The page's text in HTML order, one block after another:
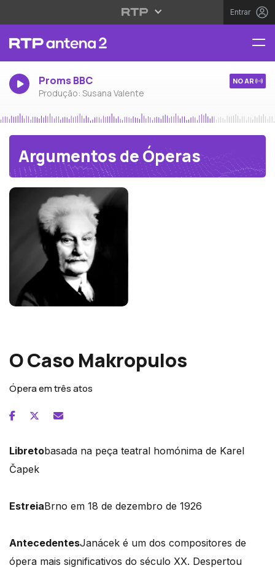
Entrar
Proms BBC
Produção: Susana Valente
NO AR
Argumentos de Óperas
O Caso Makropulos
Ópera em três atos
Libretobasada na peça teatral homónima de Karel
Čapek
EstreiaBrno em 18 de dezembro de 1926
AntecedentesJanácek é um dos compositores de
ópera mais significativos do século XX. Despertou